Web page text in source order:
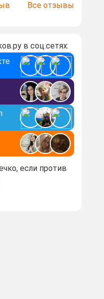
Все отзывы
в соц.сетях:
если против